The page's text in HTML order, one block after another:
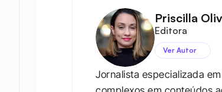
Priscilla
Editora
Ver Autor
Jornalista especializada